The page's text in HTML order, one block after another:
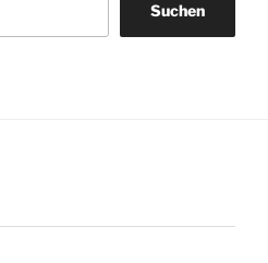
Suchen